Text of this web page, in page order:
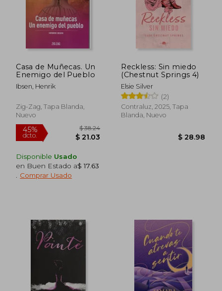
dcto.
Casa de Muñecas. Un
Enemigo del Pueblo
Ibsen, Henrik
Zig-Zag, Tapa Blanda,
Nuevo
45%
dcto.
Disponible Usado
en Buen Estado a$ 17.63
Comprar Usado
Reckless: Sin miedo
(Chestnut Springs 4)
Elsie Silver
(2)
Contraluz, 2025, Tapa
Blanda, Nuevo